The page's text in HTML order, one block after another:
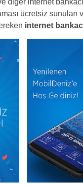
diğer internet
ücretsiz sunulan
internet